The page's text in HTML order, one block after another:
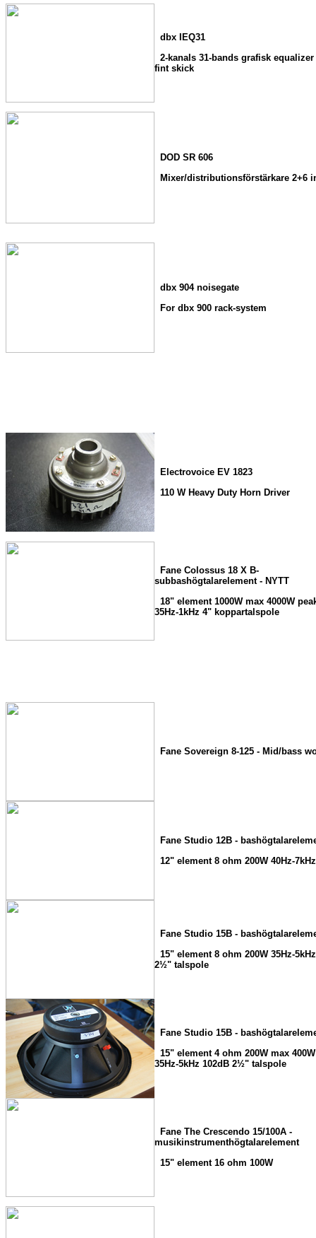
dbx IEQ31
2-kanals 31-bands grafisk
fint skick
DOD SR 606
Mixer/distributionsförstärkare 2+6
dbx 904 noisegate
For dbx 900 rack-system
Electrovoice EV 1823
110 W Heavy Duty Horn Driver
Fane Colossus 18 X B-
subbashögtalarelement - NYTT
18" element 1000W max 4000W
35Hz-1kHz 4" koppartalspole
Fane Sovereign 8-125 - Mid/bass
Fane Studio 12B -
12" element 8 ohm 200W 40Hz-
Fane Studio 15B -
15" element 8 ohm 200W 35Hz-
2½" talspole
Fane Studio 15B -
15" element 4 ohm 200W max
35Hz-5kHz 102dB 2½" talspole
Fane The Crescendo 15/100A -
musikinstrumenthögtalarelement
15" element 16 ohm 100W